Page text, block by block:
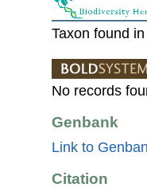
Taxon found
No records
Genbank
Link to
Citation